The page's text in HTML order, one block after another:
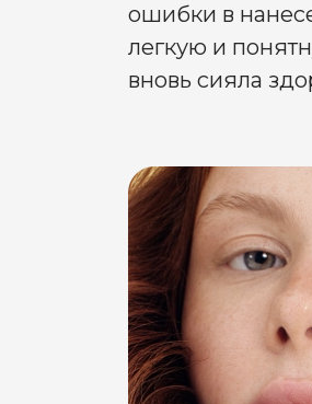
ошибки в
легкую и
вновь сияла